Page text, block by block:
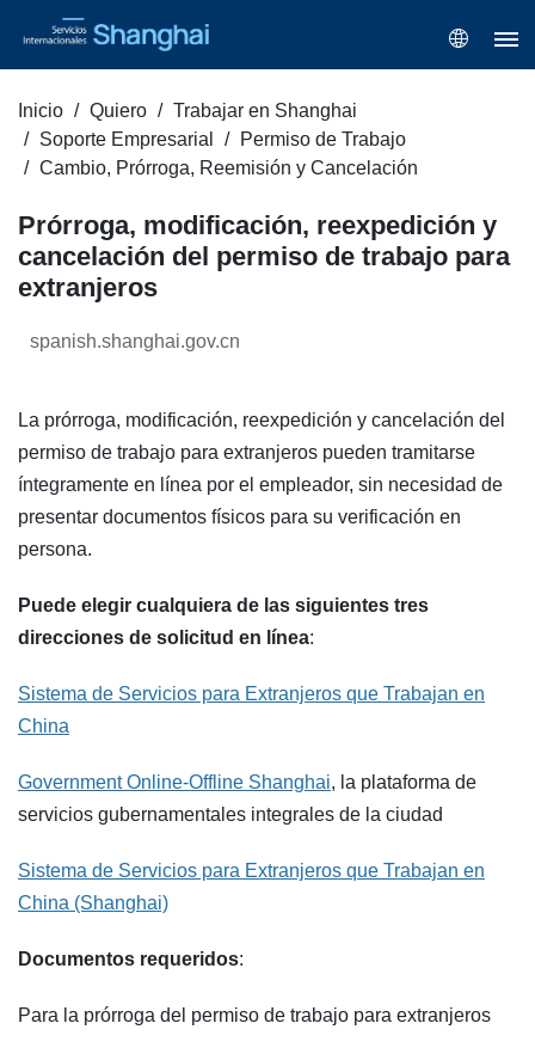
Inicio Quiero
Trabajar en Shanghai
Soporte Empresarial
Permiso de Trabajo
Cambio, Prórroga, Reemisión y Cancelación
Prórroga, modificación, reexpedición y
cancelación del permiso de trabajo para
extranjeros
spanish.shanghai.gov.cn
La prórroga, modificación, reexpedición y cancelación del
permiso de trabajo para extranjeros pueden tramitarse
íntegramente en línea por el empleador, sin necesidad de
presentar documentos físicos para su verificación en
persona.
Puede elegir cualquiera de las siguientes tres
direcciones de solicitud en línea:
Sistema de Servicios para Extranjeros que Trabajan en
China
Government Online-Offline Shanghai, la plataforma de
servicios gubernamentales integrales de la ciudad
Sistema de Servicios para Extranjeros que Trabajan en
China (Shanghai)
Documentos requeridos:
Para la prórroga del permiso de trabajo para extranjeros